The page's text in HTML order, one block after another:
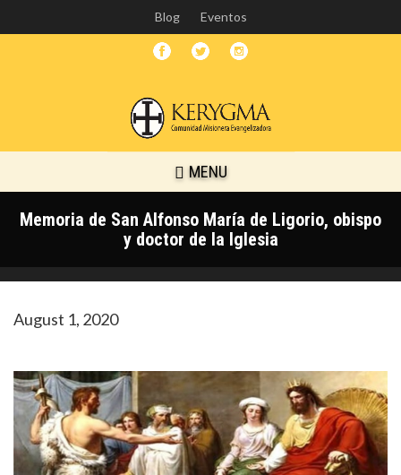
Skip
to
main
Blog Eventos
MENU
Memoria de San Alfonso María de Ligorio, obispo
y doctor de la Iglesia
August 1, 2020